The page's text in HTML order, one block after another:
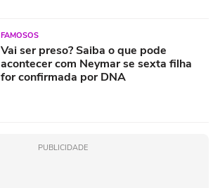
FAMOSOS
Vai ser preso? Saiba o que pode
acontecer com Neymar se sexta filha
for confirmada por DNA
PUBLICIDADE